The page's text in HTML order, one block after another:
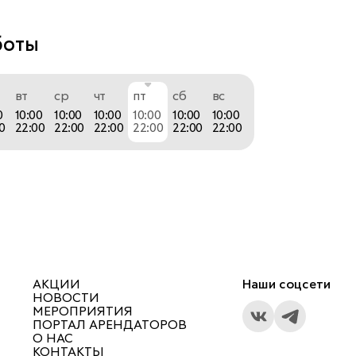
дорогих брендов в мире в рейтинге
международным
агентством Millward Brown, признан
российским телекоммуникационным
в десятку крупнейших по стоимости
брендов.
разнообразным потребностям
частных и корпоративных абонентов.
зоне покрытия сети и роуминговым
вт
10:00
22:00
ср
10:00
22:00
чт
10:00
22:00
пт
10:00
22:00
сб
10:00
22:00
вс
10:00
22:00
АКЦИИ
НОВОСТИ
МЕРОПРИЯТИЯ
ПОРТАЛ АРЕНДАТОРОВ
О НАС
КОНТАКТЫ
Наши соцсети